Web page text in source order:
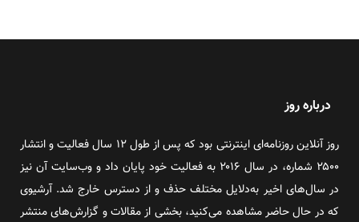
درباره روز
روز آنلاین روزنامه‌ای اینترنتی بود که پس از طول ۱۲ سال فعالیت و انتشار
۲۵۰۰ شماره، در سال ۲۰۱۶ به فعالیت خود پایان داد و وب‌سایت آن نیز
در سال‌های اخیر به‌دلایل مختلف حذف و از دسترس خارج شد. آرشیوی
که در حال حاضر مشاهده می‌کنید، بخشی از مقالات و گزارش‌های منتشر